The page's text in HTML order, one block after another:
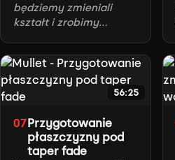
będziemy zmieniali
kształt i zrobimy
trójkątny.
56:25
07 Przygotowanie
płaszczyzny pod
taper fade